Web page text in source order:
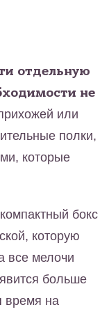
отдельную
не
или
полки,
которые
бокс
которую
все мелочи
больше
время на